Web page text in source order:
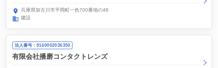
兵庫県加古川市平岡町一色700番地の48
建設
法人番号：9140002036350
有限会社播磨コンタクトレンズ